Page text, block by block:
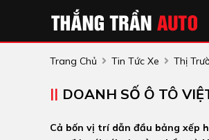
Trang Chủ Tin Tức Xe Thị
DOANH SỐ Ô TÔ
Cả bốn vị trí dẫn đầu bảng xếp